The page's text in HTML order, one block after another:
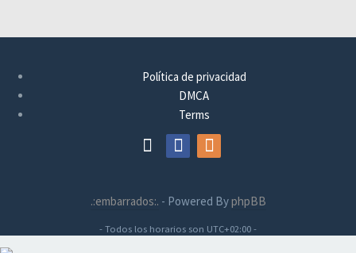
Política de privacidad
DMCA
Terms
.:embarrados:. - Powered ByphpBB
- Todos los horarios son UTC+02:00 -